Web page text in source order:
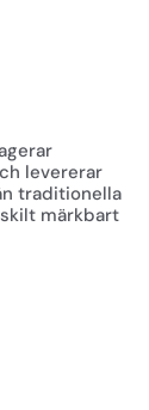
levererar
traditionella
märkbart